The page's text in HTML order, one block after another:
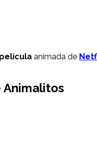
película animada de
Animalitos